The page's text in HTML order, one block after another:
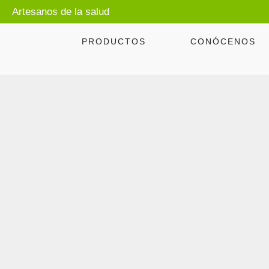
Artesanos de la salud
PRODUCTOS CONÓCENOS